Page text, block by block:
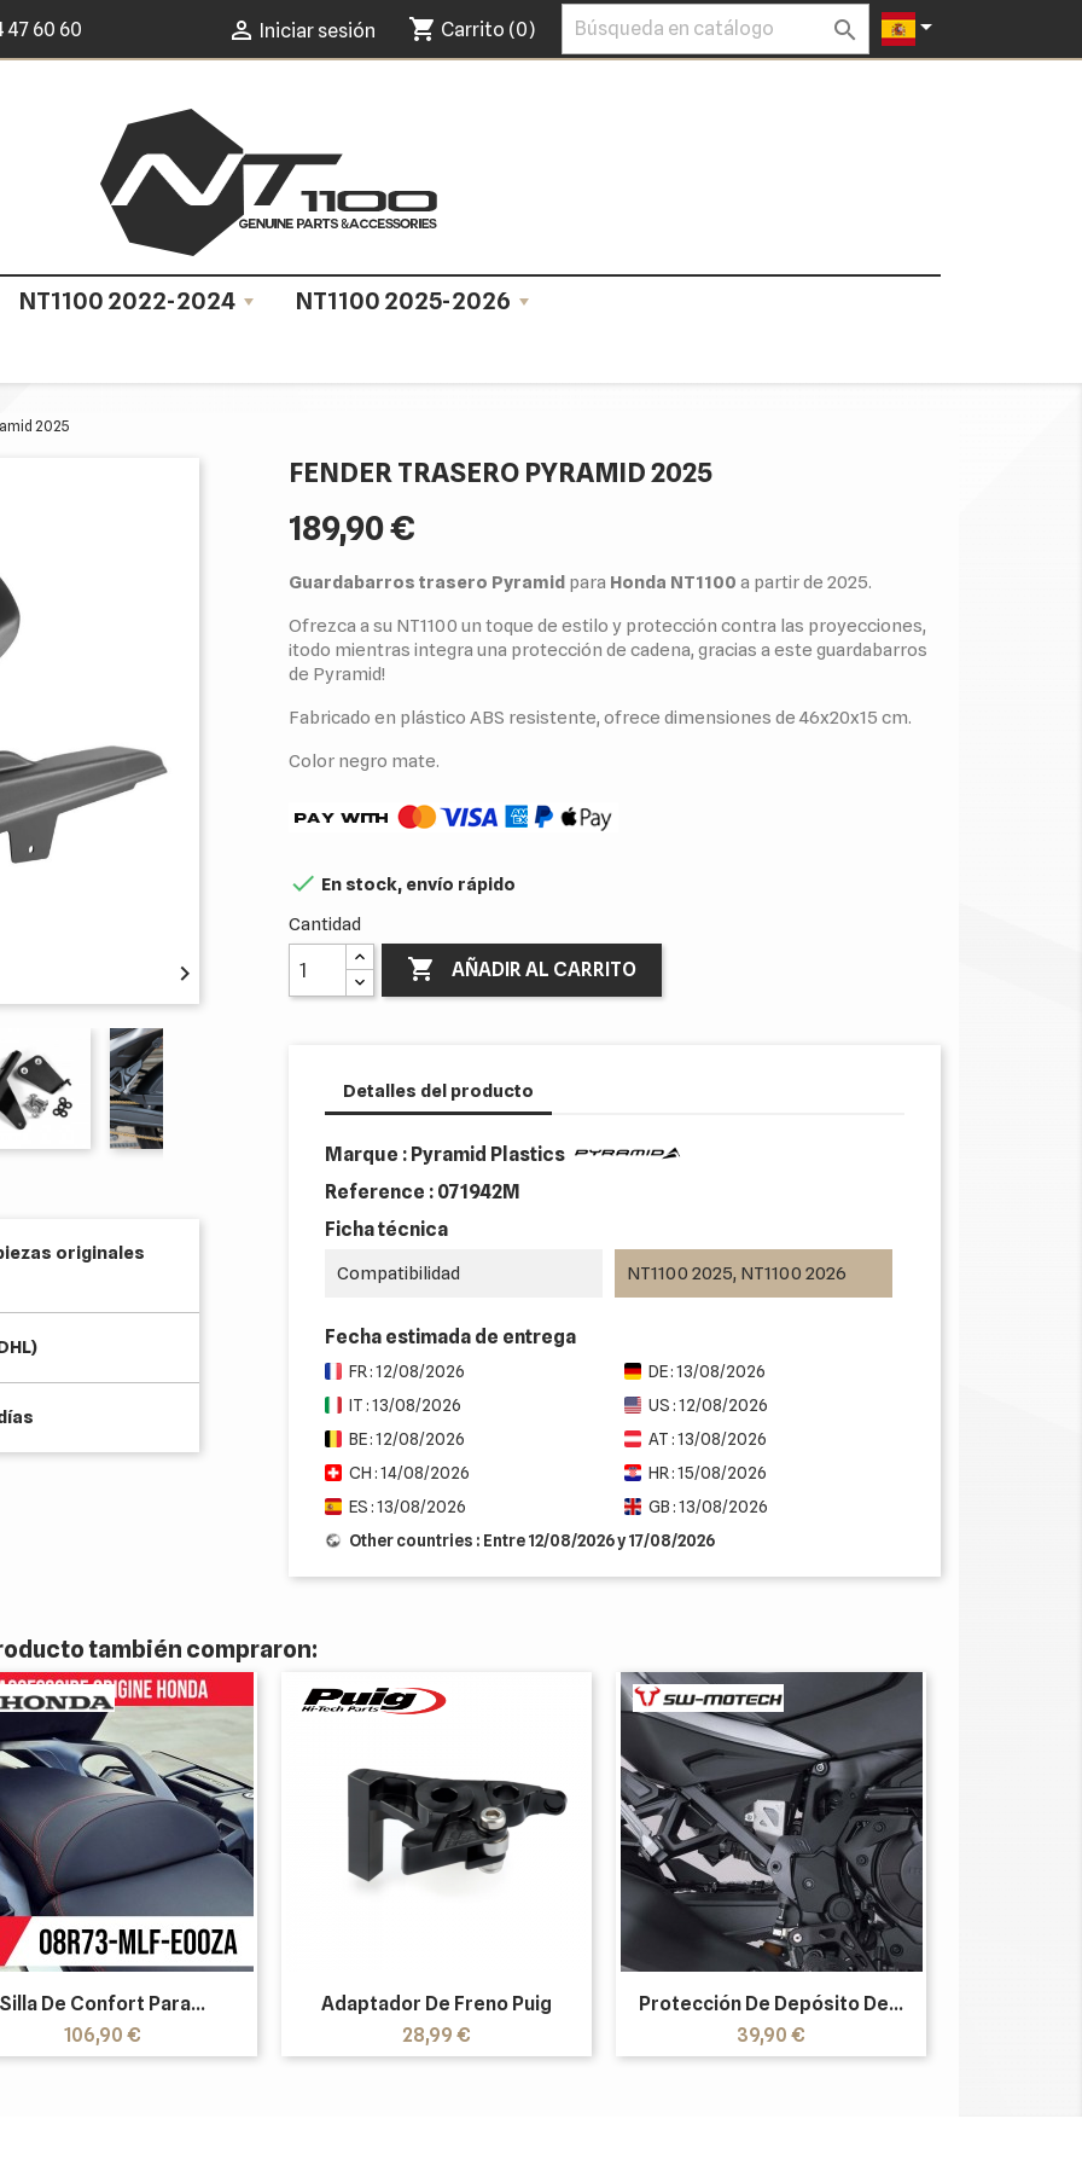
47 60 60  Iniciar sesión shopping_cart Carrito (0)  
NT1100 2022-2024 NT1100 2025-2026
2025

originales
FENDER TRASERO PYRAMID 2025
189,90 €
Guardabarros trasero Pyramid para Honda NT1100 a partir de 2025.
Ofrezca a su NT1100 un toque de estilo y protección contra las proyecciones,
¡todo mientras integra una protección de cadena, gracias a este guardabarros
de Pyramid!
Fabricado en plástico ABS resistente, ofrece dimensiones de 46x20x15 cm.
Color negro mate.
 En stock, envío rápido
Cantidad
 AÑADIR AL CARRITO
Detalles del producto
Marque : Pyramid Plastics
Reference : 071942M
Ficha técnica
Compatibilidad NT1100 2025, NT1100 2026
Fecha estimada de entrega
FR : 12/08/2026
DE : 13/08/2026
IT : 13/08/2026
US : 12/08/2026
BE : 12/08/2026
AT : 13/08/2026
CH : 14/08/2026
HR : 15/08/2026
ES : 13/08/2026
GB : 13/08/2026
Other countries : Entre 12/08/2026 y 17/08/2026
también compraron:
Silla De Confort Para...
Precio
106,90 €
Adaptador De Freno Puig
Precio
28,99 €
Protección De Depósito De...
Precio
39,90 €